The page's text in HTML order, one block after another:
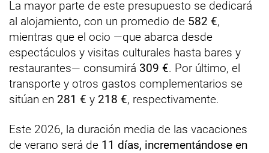
La mayor parte de este presupuesto se dedicará
al alojamiento, con un promedio de 582 €,
mientras que el ocio —que abarca desde
espectáculos y visitas culturales hasta bares y
restaurantes— consumirá 309 €. Por último, el
transporte y otros gastos complementarios se
sitúan en 281 € y 218 €, respectivamente.
Este 2026, la duración media de las vacaciones
de verano será de 11 días, incrementándose en